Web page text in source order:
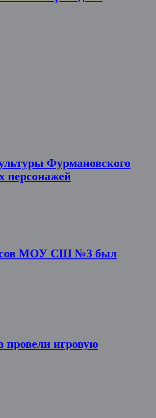
Фурмановского
персонажей
МОУ СШ №3 был
провели игровую